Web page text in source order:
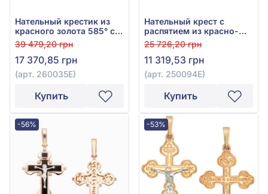
Нательный крестик из
красного золота 585° с
фианитом и эмалью, арт.
260035Е
39 479,20 грн
17 370,85 грн
(арт. 260035Е)
Купить
Нательный крест с
распятием из красно-
белого золота 585° с
чёрной эмалью, арт.
250094Е
25 726,20 грн
11 319,53 грн
(арт. 250094Е)
Купить
-56% -53%